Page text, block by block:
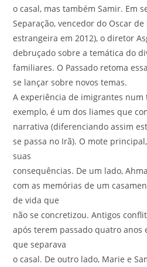
o casal, mas também Samir. Em
Separação, vencedor do Oscar
estrangeira em 2012), o diretor
debruçado sobre a temática do
familiares. O Passado retoma
se lançar sobre novos temas.
A experiência de imigrantes
exemplo, é um dos liames que
narrativa (diferenciando assim
se passa no Irã). O mote
suas
consequências. De um lado,
com as memórias de um
de vida que
não se concretizou. Antigos
após terem passado quatro anos
que separava
o casal. De outro lado, Marie e